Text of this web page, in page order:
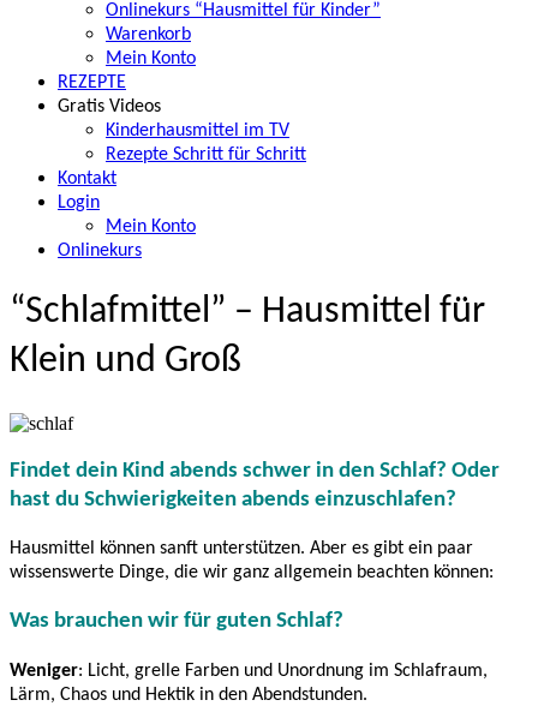
Onlinekurs “Hausmittel für Kinder”
Warenkorb
Mein Konto
REZEPTE
Gratis Videos
Kinderhausmittel im TV
Rezepte Schritt für Schritt
Kontakt
Login
Mein Konto
Onlinekurs
“Schlafmittel” – Hausmittel für
Klein und Groß
Findet dein Kind abends schwer in den Schlaf? Oder
hast du Schwierigkeiten abends einzuschlafen?
Hausmittel können sanft unterstützen. Aber es gibt ein paar
wissenswerte Dinge, die wir ganz allgemein beachten können:
Was brauchen wir für guten Schlaf?
Weniger: Licht, grelle Farben und Unordnung im Schlafraum,
Lärm, Chaos und Hektik in den Abendstunden.